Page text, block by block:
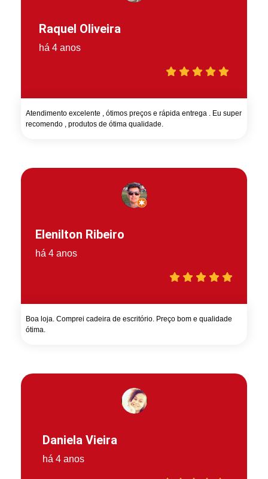
Raquel Oliveira
há 4 anos
Atendimento excelente , ótimos preços e rápida entrega . Eu super
recomendo , produtos de ótima qualidade.
Elenilton Ribeiro
há 4 anos
Boa loja. Comprei cadeira de escritório. Preço bom e qualidade
ótima.
Daniela Vieira
há 4 anos